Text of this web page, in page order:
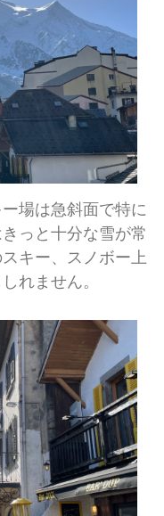
場は急斜面で特に
っと十分な雪が常
キー、スノボー上
れません。